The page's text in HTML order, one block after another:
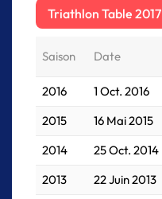
Triathlon Table 2017
Saison Date
2016 1 Oct. 2016
2015
16 Mai 2015
2014
25 Oct. 2014
2013
22 Juin 2013